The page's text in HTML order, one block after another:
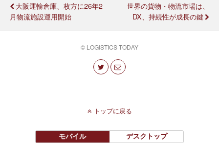
大阪運輸倉庫、枚方に26年2
月物流施設運用開始
世界の貨物・物流市場は、
DX、持続性が成長の鍵
© LOGISTICS TODAY
トップに戻る
モバイル デスクトップ